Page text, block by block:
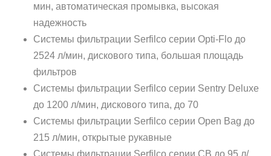
мин, автоматическая промывка, высокая
надежность
Системы фильтрации Serfilco серии Opti-Flo до
2524 л/мин, дискового типа, большая площадь
фильтров
Системы фильтрации Serfilco серии Sentry Deluxe
до 1200 л/мин, дискового типа, до 70
Системы фильтрации Serfilco серии Open Bag до
215 л/мин, открытые рукавные
Системы фильтрации Serfilco серии CB до 95 л/